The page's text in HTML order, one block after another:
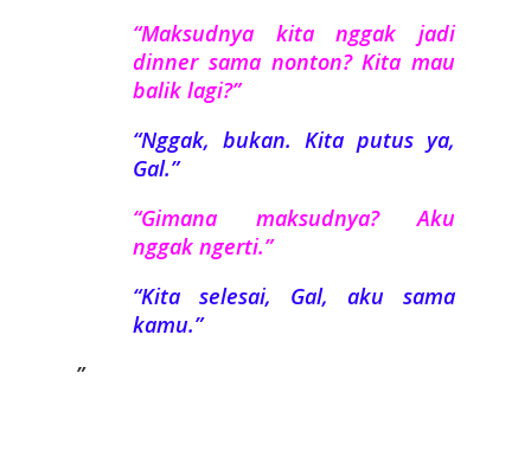
“Maksudnya kita nggak jadi
dinner sama nonton? Kita mau
balik lagi?”
“Nggak, bukan. Kita putus ya,
Gal.”
“Gimana maksudnya? Aku
nggak ngerti.”
“Kita selesai, Gal, aku sama
kamu.”